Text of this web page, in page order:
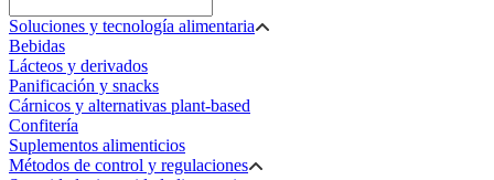
Soluciones y tecnología alimentaria
Bebidas
Lácteos y derivados
Panificación y snacks
Cárnicos y alternativas plant-based
Confitería
Suplementos alimenticios
Métodos de control y regulaciones